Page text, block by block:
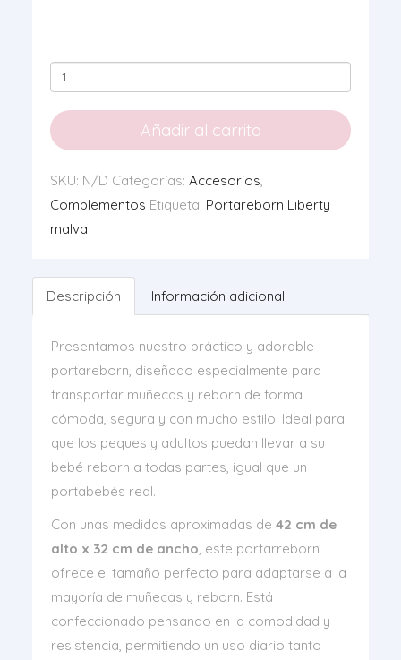
Portareborn
Liberty
Malva
cantidad
Añadir al carrito
SKU: N/D Categorías: Accesorios,
Complementos Etiqueta: Portareborn Liberty
malva
Descripción Información adicional
Presentamos nuestro práctico y adorable
portareborn, diseñado especialmente para
transportar muñecas y reborn de forma
cómoda, segura y con mucho estilo. Ideal para
que los peques y adultos puedan llevar a su
bebé reborn a todas partes, igual que un
portabebés real.
Con unas medidas aproximadas de 42 cm de
alto x 32 cm de ancho, este portarreborn
ofrece el tamaño perfecto para adaptarse a la
mayoría de muñecas y reborn. Está
confeccionado pensando en la comodidad y
resistencia, permitiendo un uso diario tanto